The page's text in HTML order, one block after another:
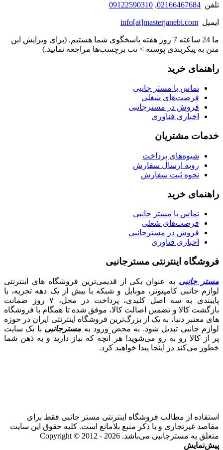
تلفن 02166467684
,
09122590310
ایمیل info[at]masterjanebi.com
ما 24 ساعته 7 روز هفته پاسخگوی شما هستیم. (برای ویرایش این
متن به پیکربندی پوسته > تب برچسب‌ها مراجعه نمایید.)
راهنمای خرید
تماس با مستر جانبی
فرصت‌های شغلی
فروش در مسترجانبی
اخباری فناوری
خدمات مشتریان
شیوه‌های پرداخت
رویه ارسال سفارش
نحوه ثبت سفارش
راهنمای خرید
تماس با مستر جانبی
فرصت‌های شغلی
فروش در مسترجانبی
اخباری فناوری
فروشگاه اینترنتی مسترجانبی
مستر جانبی به عنوان یکی از قدیمی‌ترین فروشگاه های اینترنتی
لوازم جانبی کامپیوتر، موبایل و شبکه با بیش از یک دهه تجربه، با
پایبندی به سه اصل کلیدی، پرداخت در محل، ۷ روز ضمانت
بازگشت کالا و تضمین اصالت کالا، موفق شده تا همگام با فروشگاه‌
های معتبر دنیا، به یک از بزرگ‌ترین فروشگاه اینترنتی ایران در حوزه
لوازم جانبی تبدیل شود. به محض ورود به مسترجانبی با یک سایت
پر از کالا رو به رو می‌شوید! هر آنچه که نیاز دارید و به ذهن شما
خطور می‌کند در اینجا پیدا خواهید کرد.
استفاده از مطالب فروشگاه اینترنتی مستر جانبی فقط برای
مقاصد غیرتجاری و با ذکر منبع بلامانع است. کلیه حقوق این سایت
متعلق به مسترجانبی می‌باشد. Copyright © 2012 - 2026
پیش‌نمایش